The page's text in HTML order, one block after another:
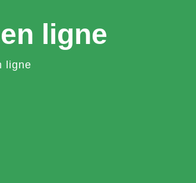
ligne
ligne